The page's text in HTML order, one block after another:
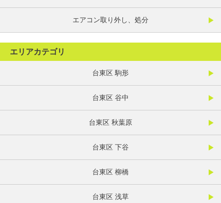
エアコン取り外し、処分
エリアカテゴリ
台東区 駒形
台東区 谷中
台東区 秋葉原
台東区 下谷
台東区 柳橋
台東区 浅草